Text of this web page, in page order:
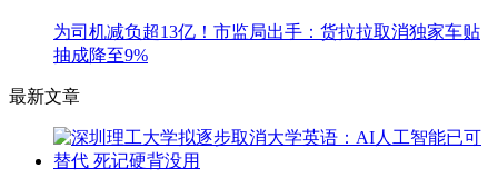
为司机减负超13亿！市监局出手：货拉拉取消独家车贴
抽成降至9%
最新文章